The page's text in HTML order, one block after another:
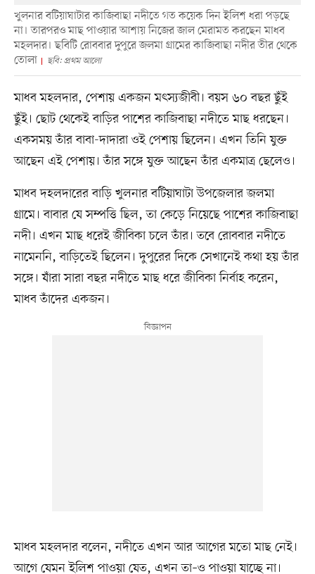
খুলনার বটিয়াঘাটার কাজিবাছা নদীতে গত কয়েক দিন ইলিশ ধরা পড়ছে
না। তারপরও মাছ পাওয়ার আশায় নিজের জাল মেরামত করছেন মাধব
মহলদার। ছবিটি রোববার দুপুরে জলমা গ্রামের কাজিবাছা নদীর তীর থেকে
তোলা
ছবি: প্রথম আলো
মাধব মহলদার, পেশায় একজন মৎস্যজীবী। বয়স ৬০ বছর ছুঁই
ছুঁই। ছোট থেকেই বাড়ির পাশের কাজিবাছা নদীতে মাছ ধরছেন।
একসময় তাঁর বাবা-দাদারা ওই পেশায় ছিলেন। এখন তিনি যুক্ত
আছেন এই পেশায়। তাঁর সঙ্গে যুক্ত আছেন তাঁর একমাত্র ছেলেও।
মাধব দহলদারের বাড়ি খুলনার বটিয়াঘাটা উপজেলার জলমা
গ্রামে। বাবার যে সম্পত্তি ছিল, তা কেড়ে নিয়েছে পাশের কাজিবাছা
নদী। এখন মাছ ধরেই জীবিকা চলে তাঁর। তবে রোববার নদীতে
নামেননি, বাড়িতেই ছিলেন। দুপুরের দিকে সেখানেই কথা হয় তাঁর
সঙ্গে। যাঁরা সারা বছর নদীতে মাছ ধরে জীবিকা নির্বাহ করেন,
মাধব তাঁদের একজন।
মাধব মহলদার বলেন, নদীতে এখন আর আগের মতো মাছ নেই।
আগে যেমন ইলিশ পাওয়া যেত, এখন তা–ও পাওয়া যাচ্ছে না।